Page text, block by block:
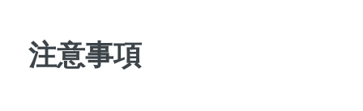
注意事項